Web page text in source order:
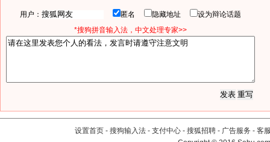
用户： 匿名 隐藏地址
设为辩论话题
*搜狗拼音输入法，中文处理专家>>
设置首页 - 搜狗输入法 - 支付中心 - 搜狐招聘 - 广告服务 - 客